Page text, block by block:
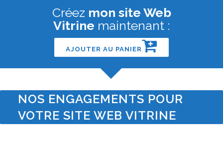
Créez mon site Web
Vitrine maintenant :
AJOUTER AU PANIER
NOS ENGAGEMENTS POUR
VOTRE SITE WEB VITRINE